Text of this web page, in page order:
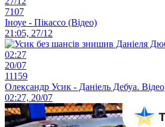
7107
Іноуе - Пікассо (Відео)
21:05, 27/12
02:27
20/07
11159
Олександр Усик - Даніель Дебуа. Відео
02:27, 20/07